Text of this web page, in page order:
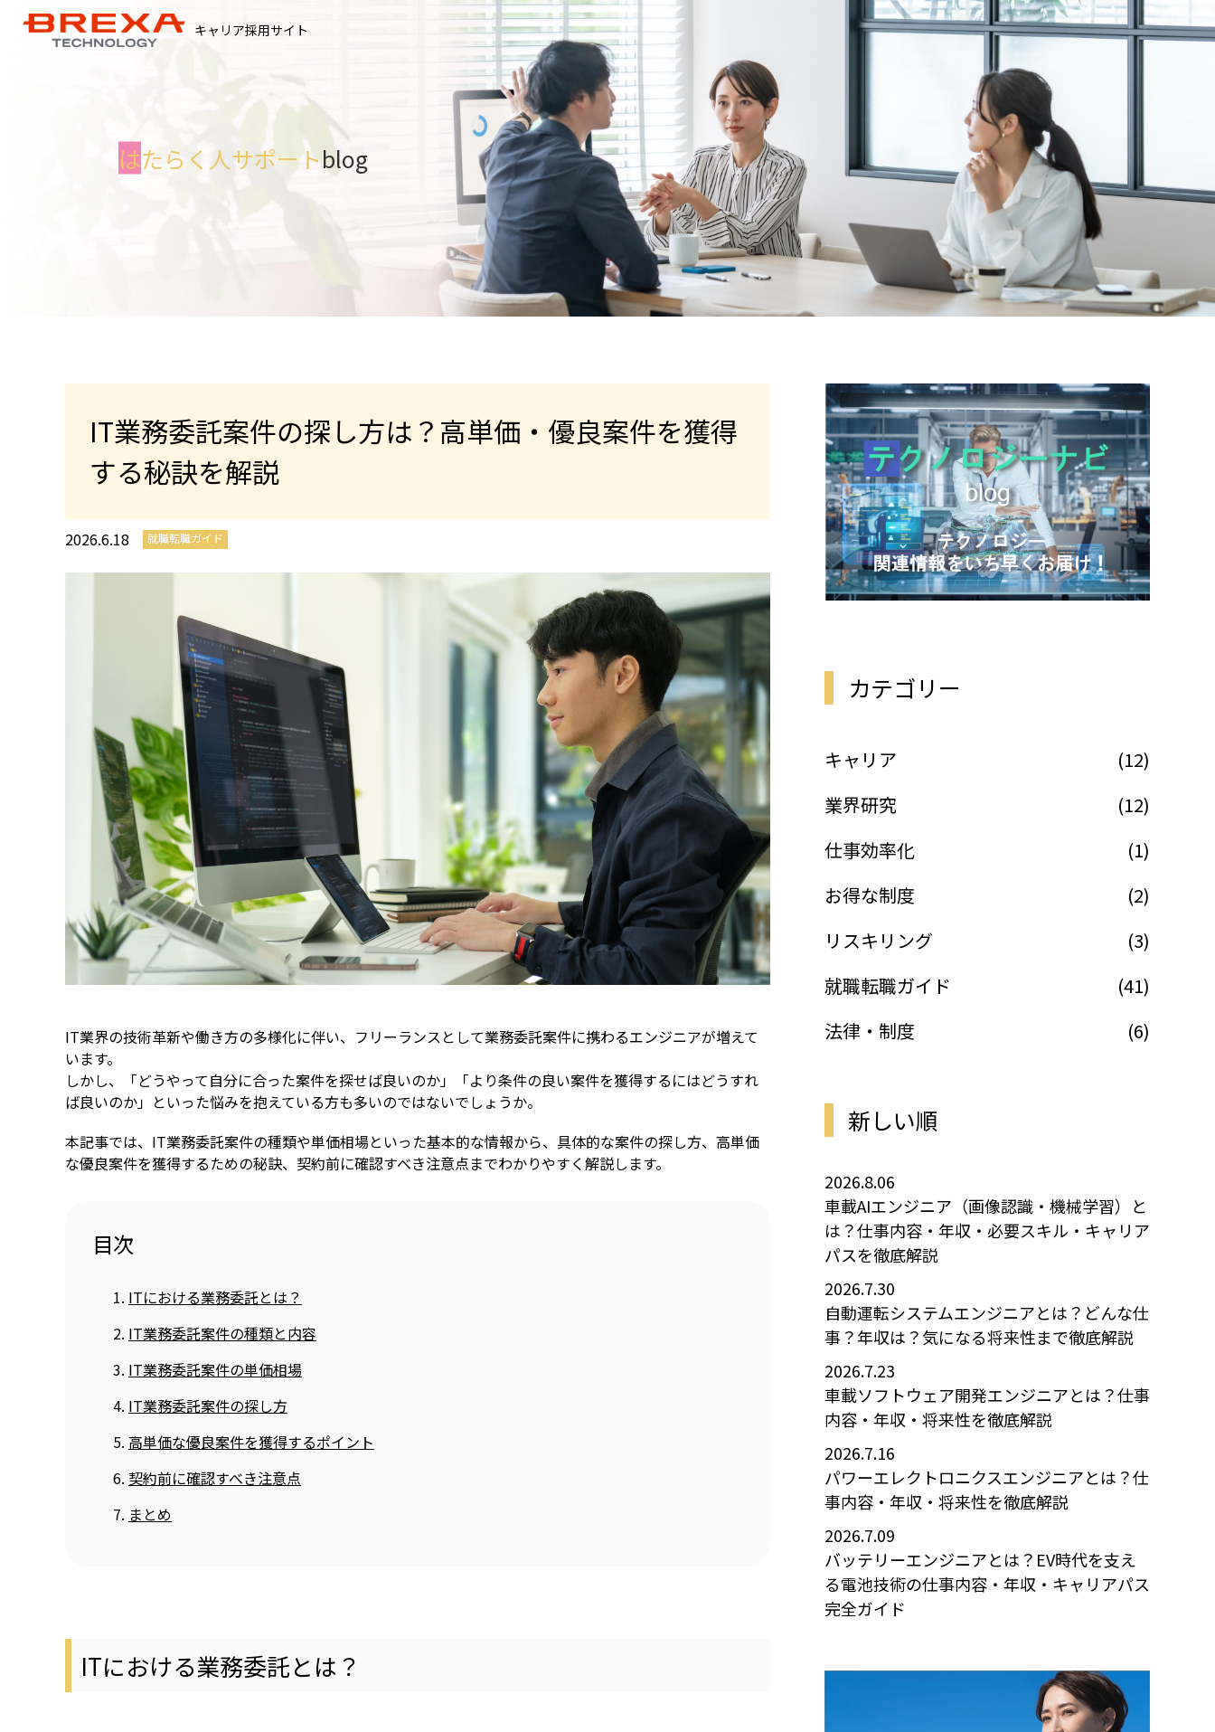
キャリア採用サイト
はたらく人サポートblog
IT業務委託案件の探し方は？高単価・優良案件を獲得
する秘訣を解説
2026.6.18 就職転職ガイド
IT業界の技術革新や働き方の多様化に伴い、フリーランスとして業務委託案件に携わるエンジニアが増えて
います。
しかし、「どうやって自分に合った案件を探せば良いのか」「より条件の良い案件を獲得するにはどうすれ
ば良いのか」といった悩みを抱えている方も多いのではないでしょうか。
本記事では、IT業務委託案件の種類や単価相場といった基本的な情報から、具体的な案件の探し方、高単価
な優良案件を獲得するための秘訣、契約前に確認すべき注意点までわかりやすく解説します。
目次
ITにおける業務委託とは？
IT業務委託案件の種類と内容
IT業務委託案件の単価相場
IT業務委託案件の探し方
高単価な優良案件を獲得するポイント
契約前に確認すべき注意点
まとめ
ITにおける業務委託とは？
カテゴリー
キャリア
(12)
業界研究
(12)
仕事効率化
(1)
お得な制度
(2)
リスキリング
(3)
就職転職ガイド
(41)
法律・制度
(6)
新しい順
2026.8.06
車載AIエンジニア（画像認識・機械学習）と
は？仕事内容・年収・必要スキル・キャリア
パスを徹底解説
2026.7.30
自動運転システムエンジニアとは？どんな仕
事？年収は？気になる将来性まで徹底解説
2026.7.23
車載ソフトウェア開発エンジニアとは？仕事
内容・年収・将来性を徹底解説
2026.7.16
パワーエレクトロニクスエンジニアとは？仕
事内容・年収・将来性を徹底解説
2026.7.09
バッテリーエンジニアとは？EV時代を支え
る電池技術の仕事内容・年収・キャリアパス
完全ガイド